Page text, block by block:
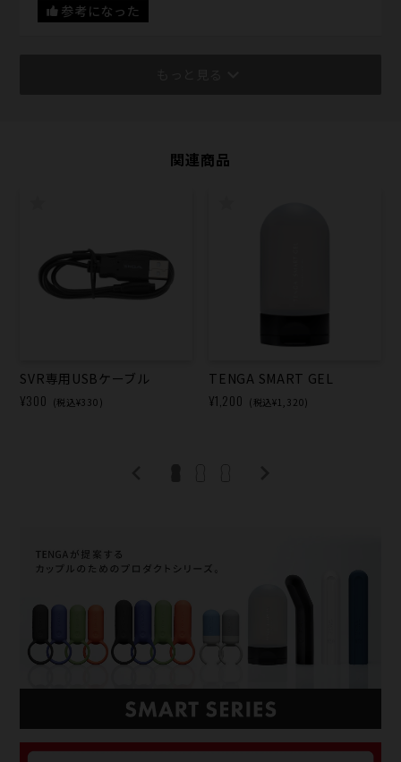
参考になった
関連商品
SVR専用USBケーブル
¥300 (税込¥330)
TENGA SMART GEL
¥1,200 (税込¥1,320)